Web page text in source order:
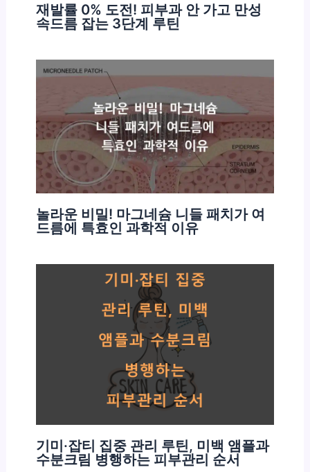
재발률 0% 도전! 피부과 안 가고 만성
속드름 잡는 3단계 루틴
놀라운 비밀! 마그네슘 니들 패치가 여
드름에 특효인 과학적 이유
기미·잡티 집중 관리 루틴, 미백 앰플과
수분크림 병행하는 피부관리 순서